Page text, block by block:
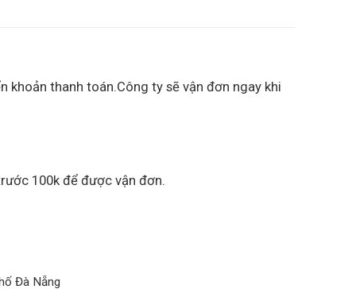
khoản thanh toán.Công ty sẽ vận đơn ngay khi
100k để được vận đơn.
Đà Nẵng